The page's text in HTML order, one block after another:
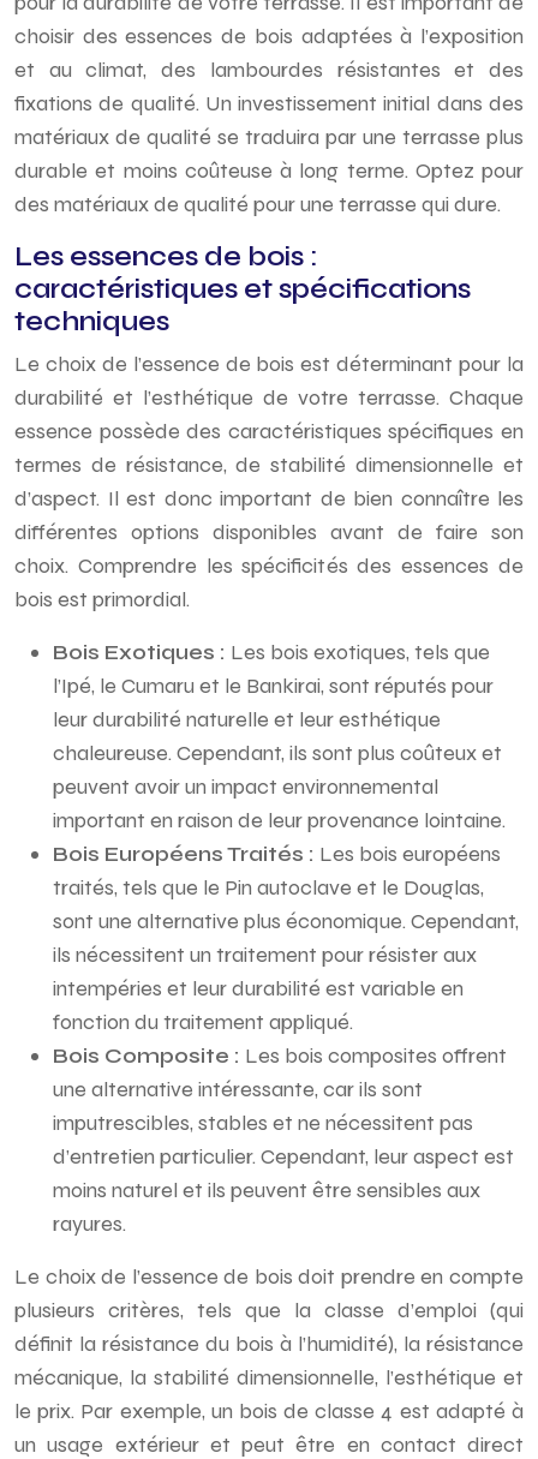
choisir des essences de bois adaptées à l’exposition
et au climat, des lambourdes résistantes et des
fixations de qualité. Un investissement initial dans des
matériaux de qualité se traduira par une terrasse plus
durable et moins coûteuse à long terme. Optez pour
des matériaux de qualité pour une terrasse qui dure.
Les essences de bois :
caractéristiques et spécifications
techniques
Le choix de l’essence de bois est déterminant pour la
durabilité et l’esthétique de votre terrasse. Chaque
essence possède des caractéristiques spécifiques en
termes de résistance, de stabilité dimensionnelle et
d’aspect. Il est donc important de bien connaître les
différentes options disponibles avant de faire son
choix. Comprendre les spécificités des essences de
bois est primordial.
Bois Exotiques : Les bois exotiques, tels que
l’Ipé, le Cumaru et le Bankirai, sont réputés pour
leur durabilité naturelle et leur esthétique
chaleureuse. Cependant, ils sont plus coûteux et
peuvent avoir un impact environnemental
important en raison de leur provenance lointaine.
Bois Européens Traités : Les bois européens
traités, tels que le Pin autoclave et le Douglas,
sont une alternative plus économique. Cependant,
ils nécessitent un traitement pour résister aux
intempéries et leur durabilité est variable en
fonction du traitement appliqué.
Bois Composite : Les bois composites offrent
une alternative intéressante, car ils sont
imputrescibles, stables et ne nécessitent pas
d’entretien particulier. Cependant, leur aspect est
moins naturel et ils peuvent être sensibles aux
rayures.
Le choix de l’essence de bois doit prendre en compte
plusieurs critères, tels que la classe d’emploi (qui
définit la résistance du bois à l’humidité), la résistance
mécanique, la stabilité dimensionnelle, l’esthétique et
le prix. Par exemple, un bois de classe 4 est adapté à
un usage extérieur et peut être en contact direct